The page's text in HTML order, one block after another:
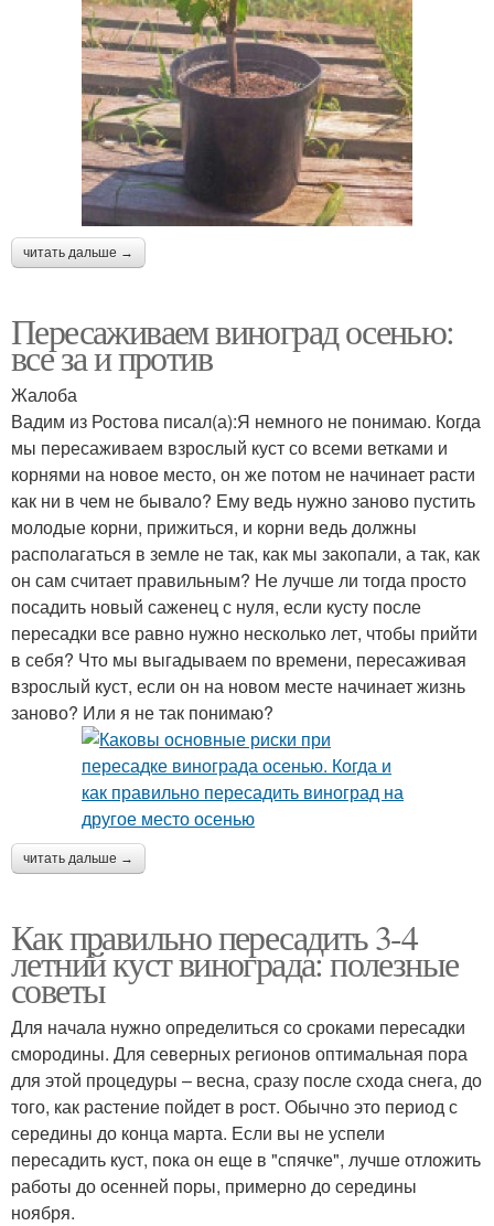
читать дальше →
Пересаживаем виноград осенью:
все за и против
Жалоба
Вадим из Ростова писал(а):Я немного не понимаю. Когда
мы пересаживаем взрослый куст со всеми ветками и
корнями на новое место, он же потом не начинает расти
как ни в чем не бывало? Ему ведь нужно заново пустить
молодые корни, прижиться, и корни ведь должны
располагаться в земле не так, как мы закопали, а так, как
он сам считает правильным? Не лучше ли тогда просто
посадить новый саженец с нуля, если кусту после
пересадки все равно нужно несколько лет, чтобы прийти
в себя? Что мы выгадываем по времени, пересаживая
взрослый куст, если он на новом месте начинает жизнь
заново? Или я не так понимаю?
читать дальше →
Как правильно пересадить 3-4
летний куст винограда: полезные
советы
Для начала нужно определиться со сроками пересадки
смородины. Для северных регионов оптимальная пора
для этой процедуры – весна, сразу после схода снега, до
того, как растение пойдет в рост. Обычно это период с
середины до конца марта. Если вы не успели
пересадить куст, пока он еще в "спячке", лучше отложить
работы до осенней поры, примерно до середины
ноября.